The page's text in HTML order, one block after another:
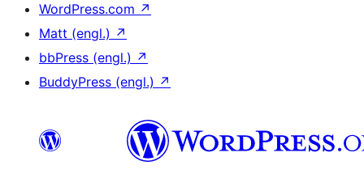
WordPress.com ↗
Matt (engl.) ↗
bbPress (engl.) ↗
BuddyPress (engl.) ↗